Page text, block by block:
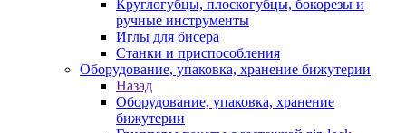
Круглогубцы, плоскогубцы, бокорезы и
ручные инструменты
Иглы для бисера
Станки и приспособления
Оборудование, упаковка, хранение бижутерии
Назад
Оборудование, упаковка, хранение
бижутерии